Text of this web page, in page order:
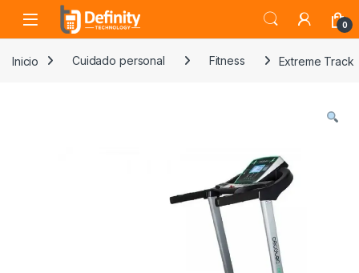
Skip to navigation
Skip to content
Open 0
Inicio Cuidado personal Fitness Extreme Track